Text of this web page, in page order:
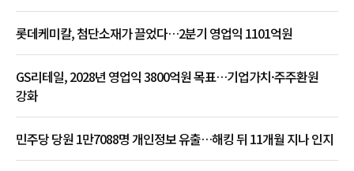
롯데케미칼, 첨단소재가 끌었다…2분기 영업익 1101억원
GS리테일, 2028년 영업익 3800억원 목표…기업가치·주주환원
강화
민주당 당원 1만7088명 개인정보 유출…해킹 뒤 11개월 지나 인지